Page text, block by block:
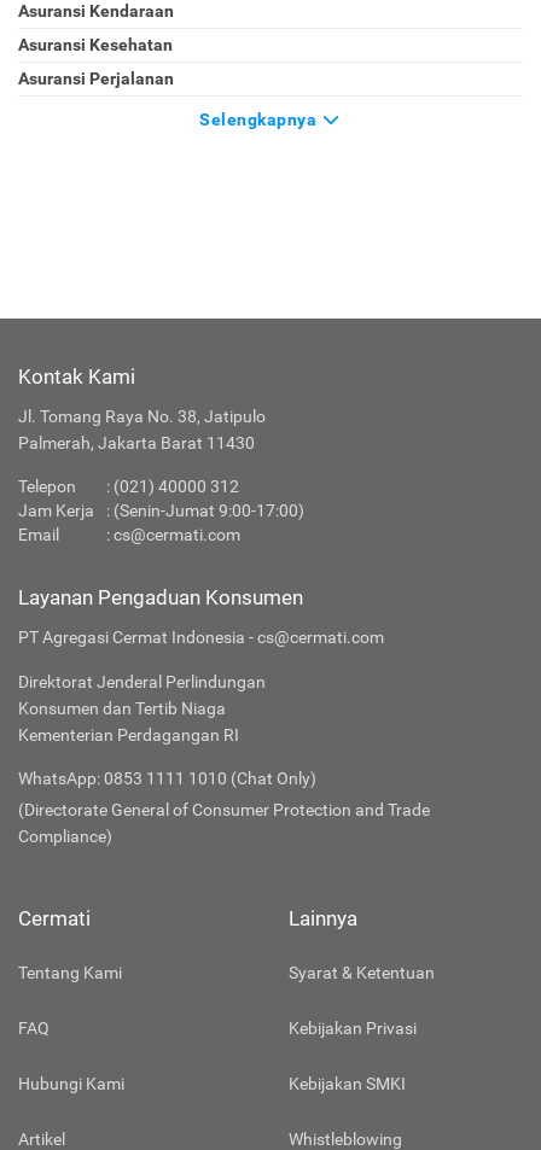
Asuransi Kendaraan
Asuransi Kesehatan
Asuransi Perjalanan
Selengkapnya
Kontak Kami
Jl. Tomang Raya No. 38, Jatipulo
Palmerah, Jakarta Barat 11430
Telepon : (021) 40000 312
Jam Kerja
: (Senin-Jumat 9:00-17:00)
Email
:cs@cermati.com
Layanan Pengaduan Konsumen
PT Agregasi Cermat Indonesia - cs@cermati.com
Direktorat Jenderal Perlindungan
Konsumen dan Tertib Niaga
Kementerian Perdagangan RI
WhatsApp: 0853 1111 1010 (Chat Only)
(Directorate General of Consumer Protection and Trade
Compliance)
Cermati
Tentang Kami
FAQ
Hubungi Kami
Artikel
Lainnya
Syarat & Ketentuan
Kebijakan Privasi
Kebijakan SMKI
Whistleblowing